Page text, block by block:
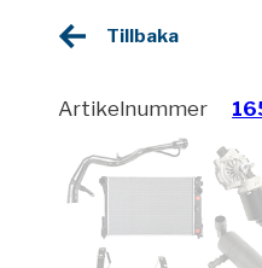
Tillbaka
Artikelnummer